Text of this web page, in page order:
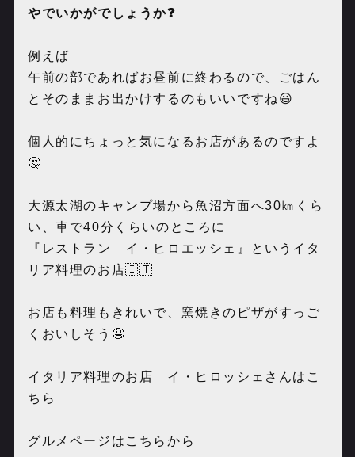
やでいかがでしょうか❓
例えば
午前の部であればお昼前に終わるので、ごはん
とそのままお出かけするのもいいですね😃
個人的にちょっと気になるお店があるのですよ
🤔
大源太湖のキャンプ場から魚沼方面へ30㎞くら
い、車で40分くらいのところに
『レストラン イ・ヒロエッシェ』というイタ
リア料理のお店🇮🇹
お店も料理もきれいで、窯焼きのピザがすっご
くおいしそう🤤
イタリア料理のお店 イ・ヒロッシェさんはこ
ちら
グルメページはこちらから